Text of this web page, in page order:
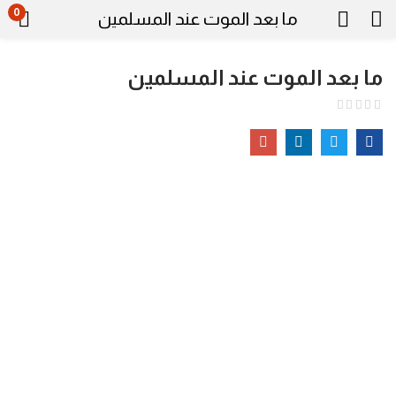
ما بعد الموت عند المسلمين 0
ما بعد الموت عند المسلمين